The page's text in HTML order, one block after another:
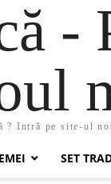
-
? Intră pe site-ul
SET